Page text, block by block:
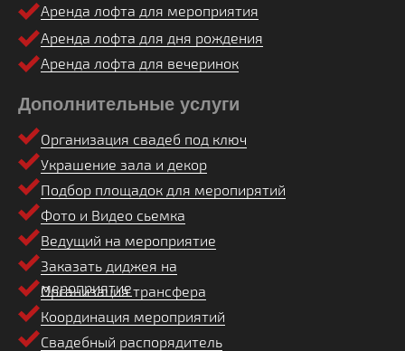
Дополнительные услуги
Организация свадеб под ключ
Украшение зала и декор
Подбор площадок для меропирятий
Фото и Видео сьемка
Ведущий на мероприятие
Заказать диджея на
мероприятие
Организация трансфера
Координация мероприятий
Свадебный распорядитель
Аренда лофта для мероприятия
Аренда лофта для дня рождения
Аренда лофта для вечеринок